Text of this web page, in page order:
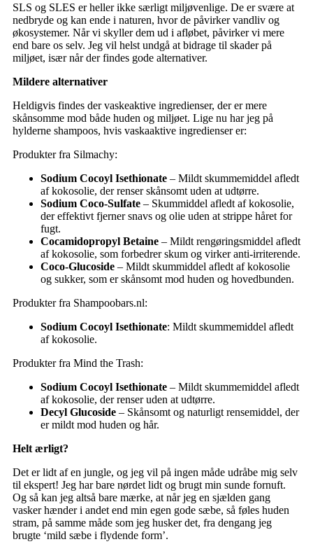
SLS og SLES er heller ikke særligt miljøvenlige. De er svære at
nedbryde og kan ende i naturen, hvor de påvirker vandliv og
økosystemer. Når vi skyller dem ud i afløbet, påvirker vi mere
end bare os selv. Jeg vil helst undgå at bidrage til skader på
miljøet, især når der findes gode alternativer.
Mildere alternativer
Heldigvis findes der vaskeaktive ingredienser, der er mere
skånsomme mod både huden og miljøet. Lige nu har jeg på
hylderne shampoos, hvis vaskaaktive ingredienser er:
Produkter fra Silmachy:
Sodium Cocoyl Isethionate – Mildt skummemiddel afledt
af kokosolie, der renser skånsomt uden at udtørre.
Sodium Coco-Sulfate – Skummiddel afledt af kokosolie,
der effektivt fjerner snavs og olie uden at strippe håret for
fugt.
Cocamidopropyl Betaine – Mildt rengøringsmiddel afledt
af kokosolie, som forbedrer skum og virker anti-irriterende.
Coco-Glucoside – Mildt skummiddel afledt af kokosolie
og sukker, som er skånsomt mod huden og hovedbunden.
Produkter fra Shampoobars.nl:
Sodium Cocoyl Isethionate: Mildt skummemiddel afledt
af kokosolie.
Produkter fra Mind the Trash:
Sodium Cocoyl Isethionate – Mildt skummemiddel afledt
af kokosolie, der renser uden at udtørre.
Decyl Glucoside – Skånsomt og naturligt rensemiddel, der
er mildt mod huden og hår.
Helt ærligt?
Det er lidt af en jungle, og jeg vil på ingen måde udråbe mig selv
til ekspert! Jeg har bare nørdet lidt og brugt min sunde fornuft.
Og så kan jeg altså bare mærke, at når jeg en sjælden gang
vasker hænder i andet end min egen gode sæbe, så føles huden
stram, på samme måde som jeg husker det, fra dengang jeg
brugte ‘mild sæbe i flydende form’.